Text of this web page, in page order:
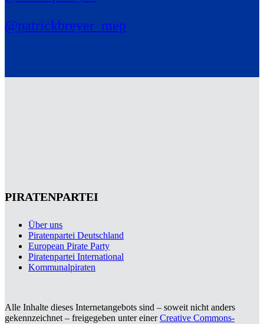
@patrickbreyer_mep
PIRATENPARTEI
Über uns
Piratenpartei Deutschland
European Pirate Party
Piratenpartei International
Kommunalpiraten
Alle Inhalte dieses Internetangebots sind – soweit nicht anders
gekennzeichnet – freigegeben unter einerCreative Commons-